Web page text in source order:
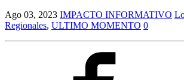
Ago 03, 2023 IMPACTO INFORMATIVO
Regionales, ULTIMO MOMENTO 0